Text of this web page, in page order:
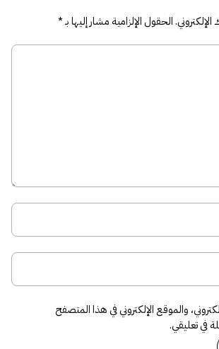
الحقول الإلزامية مشار إليها بـ*
والموقع الإلكتروني في هذا المتصفح
في تعليقي.